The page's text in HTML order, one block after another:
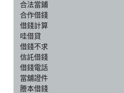
合法當鋪
合作借錢
借錢計算
哇借貸
借錢不求
信託借錢
借錢電話
當舖證件
謄本借錢